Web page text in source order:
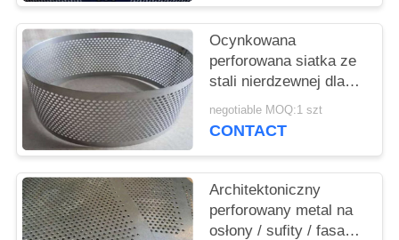
Ocynkowana
perforowana siatka ze
stali nierdzewnej dla
wsparcia filtracji
negotiable MOQ:1 szt
CONTACT
Architektoniczny
perforowany metal na
osłony / sufity / fasady